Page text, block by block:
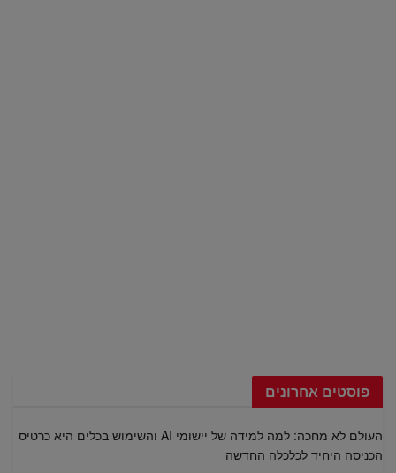
פוסטים אחרונים
העולם לא מחכה: למה למידה של יישומי AI והשימוש בכלים היא כרטיס
הכניסה היחיד לכלכלה החדשה